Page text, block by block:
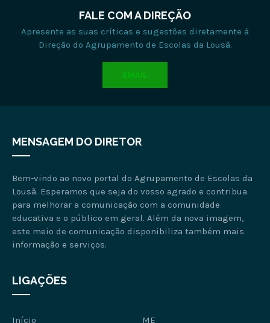
FALE COM A DIREÇÃO
Apresente as suas críticas e sugestões diretamente à
Direção do Agrupamento de Escolas da Lousã.
EMAIL
MENSAGEM DO DIRETOR
Bem-vindo ao novo portal do Agrupamento de Escolas da
Lousã. Esperamos que seja do vosso agrado e contribua
para melhorar a comunicação com a comunidade
educativa e o público em geral. Além da nova imagem,
este meio de comunicação disponibiliza também mais
informação e serviços.
LIGAÇÕES
Início
ME